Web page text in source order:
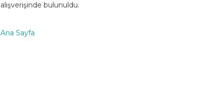
alışverişinde bulunuldu.
Ana Sayfa